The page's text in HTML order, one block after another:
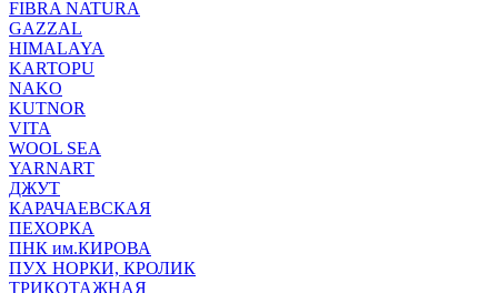
FIBRA NATURA
GAZZAL
HIMALAYA
KARTOPU
NAKO
KUTNOR
VITA
WOOL SEA
YARNART
ДЖУТ
КАРАЧАЕВСКАЯ
ПЕХОРКА
ПНК им.КИРОВА
ПУХ НОРКИ, КРОЛИК
ТРИКОТАЖНАЯ